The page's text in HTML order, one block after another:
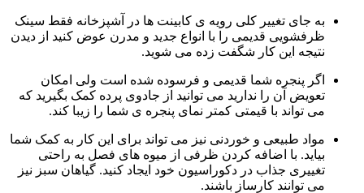
به جای تغییر کلی رویه ی کابینت ها در آشپزخانه فقط سینک
ظرفشویی قدیمی را با انواع جدید و مدرن عوض کنید از دیدن
نتیجه این کار شگفت زده می شوید.
اگر پنجره شما قدیمی و فرسوده شده است ولی امکان
تعویض آن را ندارید می توانید از جادوی پرده کمک بگیرید که
می تواند با قیمتی کمتر نمای پنجره ی شما را زیبا کند.
مواد طبیعی و خوردنی نیز می تواند برای این کار به کمک شما
بیاید. با اضافه کردن ظرفی از میوه های فصل به راحتی
تغییری جذاب در دکوراسیون خود ایجاد کنید. گیاهان سبز نیز
می توانند کارساز باشند.